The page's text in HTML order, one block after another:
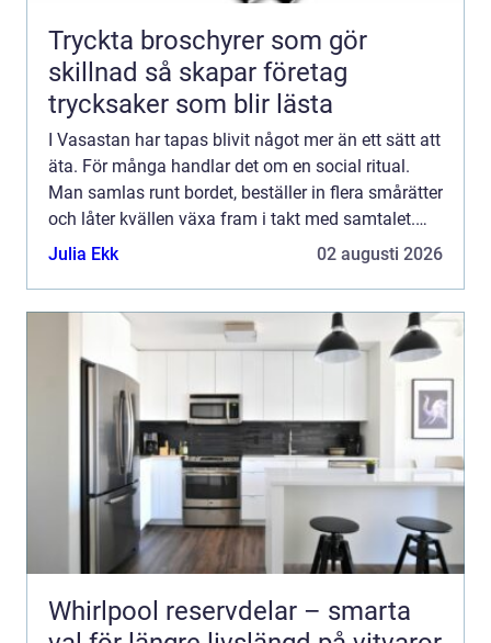
Tryckta broschyrer som gör
skillnad så skapar företag
trycksaker som blir lästa
I Vasastan har tapas blivit något mer än ett sätt att
äta. För många handlar det om en social ritual.
Man samlas runt bordet, beställer in flera smårätter
och låter kvällen växa fram i takt med samtalet.
Tapas passar både spontana vardagskvällar och ...
Julia Ekk 02 augusti 2026
Whirlpool reservdelar – smarta